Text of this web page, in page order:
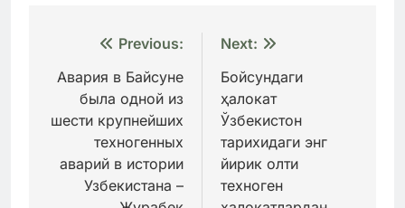
Навигация
по
записям
Previous:
Авария в Байсуне
была одной из
шести крупнейших
техногенных
аварий в истории
Узбекистана –
Next:
Бойсундаги
ҳалокат
Ўзбекистон
тарихидаги энг
йирик олти
техноген